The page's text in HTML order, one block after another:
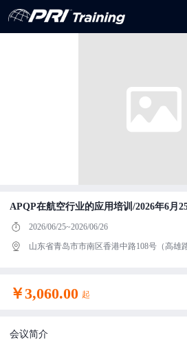
APQP在航空行业的应用培训/2026年6月
2026/06/25~2026/06/26
山东省青岛市市南区香港中路108号（高雄
￥3,060.00 起
会议简介